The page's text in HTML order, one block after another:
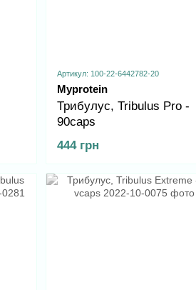
Артикул: 100-22-6442782-20
Myprotein
Трибулус, Tribulus Pro -
90caps
444 грн